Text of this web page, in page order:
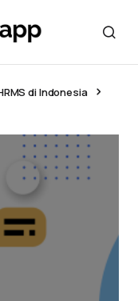
di Indonesia